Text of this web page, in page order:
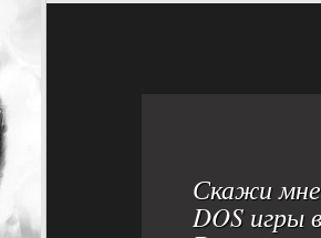
Скажи
DOS игры